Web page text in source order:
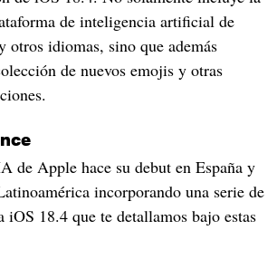
de inteligencia artificial de
otros idiomas, sino que además
de nuevos emojis y otras
de Apple hace su debut en España y
incorporando una serie de
iOS 18.4 que te detallamos bajo estas